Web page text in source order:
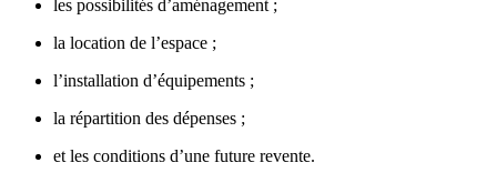
les possibilités d’aménagement ;
la location de l’espace ;
l’installation d’équipements ;
la répartition des dépenses ;
et les conditions d’une future revente.